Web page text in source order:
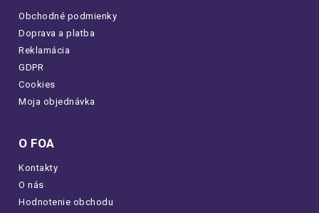
Obchodné podmienky
Doprava a platba
Reklamácia
GDPR
Cookies
Moja objednávka
O FOA
Kontakty
O nás
Hodnotenie obchodu